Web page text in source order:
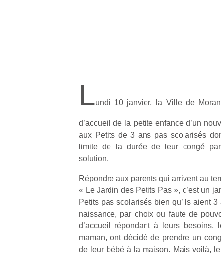
Lundi 10 janvier, la Ville de
d’accueil de la petite enfance d’un
aux Petits de 3 ans pas scolarisés
limite de la durée de leur congé
solution.
Répondre aux parents qui arrivent au
« Le Jardin des Petits Pas », c’est un
Petits pas scolarisés bien qu’ils aient
naissance, par choix ou faute de
d’accueil répondant à leurs besoins,
maman, ont décidé de prendre un
de leur bébé à la maison. Mais voilà,